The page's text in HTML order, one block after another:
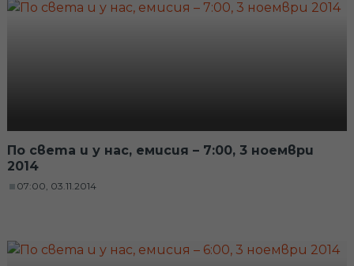
По света и у нас, емисия – 7:00, 3 ноември
2014
07:00, 03.11.2014